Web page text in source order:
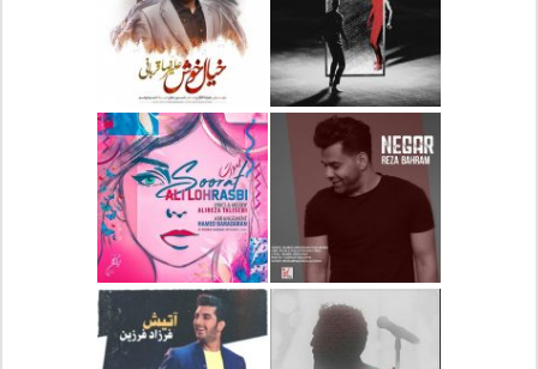
دانلود آلبوم جدید سیروان
خسروی بنام مونولوگ
دانلود آهنگ جدید علیرضا
قربانی بنام خیال خوش
دانلود آهنگ جدید رضا
بهرام بنام نگار
دانلود آهنگ جدید علی
لهراسبی بنام صورت